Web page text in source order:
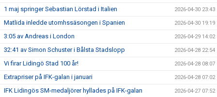
1 maj springer Sebastian Lörstad i Italien 2026-04-30 23:43
Matlida inledde utomhssäsongen i Spanien 2026-04-30 19:19
3:05 av Andreas i London 2026-04-29 14:02
32:41 av Simon Schuster i Bålsta Stadslopp 2026-04-28 22:54
Vi firar Lidingö Stad 100 år! 2026-04-28 08:07
Extrapriser på IFK-galan i januari 2026-04-28 07:02
IFK Lidingös SM-medaljörer hyllades på IFK-galan 2026-04-27 07:52